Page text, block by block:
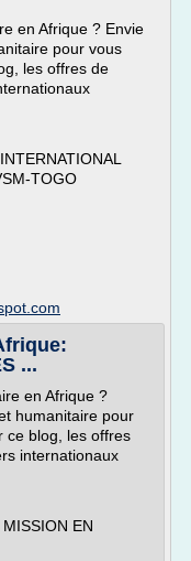
en Afrique ? Envie
pour vous
les offres de
TOGO
...
en Afrique ?
humanitaire pour
ce blog, les offres
internationaux
EN